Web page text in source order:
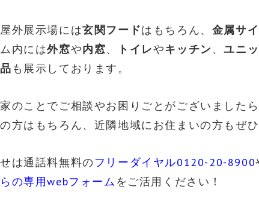
外展示場には玄関フードはもちろん、 金属サ
内には外窓や内窓、 トイレやキッチン、ユニ
も展示しております。
のことでご相談やお困りごとがございましたら
方はもちろん、近隣地域にお住まいの方もぜひ
は通話料無料のフリーダイヤル0120-20-8900
の専用webフォーム をご活用ください！